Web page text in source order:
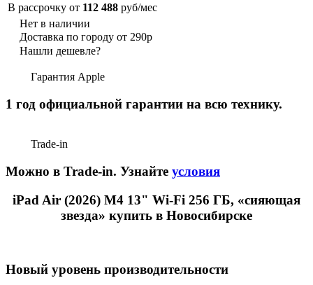
В рассрочку от 112 488 руб/мес
Нет в наличии
Доставка по городу от 290р
Нашли дешевле?
Гарантия Apple
1 год официальной гарантии на всю технику.
Trade-in
Можно в Trade-in. Узнайте условия
iPad Air (2026) M4 13" Wi-Fi 256 ГБ, «сияющая
звезда» купить в Новосибирске
Новый уровень производительности